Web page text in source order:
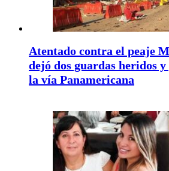
Atentado contra el peaje
dejó dos guardas heridos
la vía Panamericana